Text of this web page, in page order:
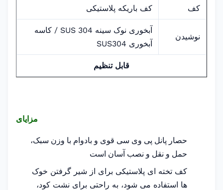
کف کف باریکه پلاستیکی
نوشیدن
آبخوری نوک سینه SUS 304 / کاسه
آبخوری SUS304
قابل تنظیم
مزایای
حصار پانل پی وی سی قوی و بادوام با وزن سبک،
حمل و نقل و نصب آسان است
کف تخته ای پلاستیکی برای از شیر گرفتن خوک
ها استفاده می شود، به راحتی برای نشت کود،